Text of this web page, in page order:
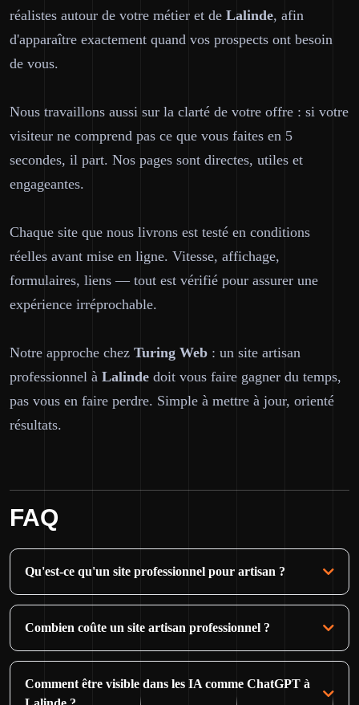
réalistes autour de votre métier et de Lalinde, afin
d'apparaître exactement quand vos prospects ont besoin
de vous.
Nous travaillons aussi sur la clarté de votre offre : si votre
visiteur ne comprend pas ce que vous faites en 5
secondes, il part. Nos pages sont directes, utiles et
engageantes.
Chaque site que nous livrons est testé en conditions
réelles avant mise en ligne. Vitesse, affichage,
formulaires, liens — tout est vérifié pour assurer une
expérience irréprochable.
Notre approche chez Turing Web : un site artisan
professionnel à Lalinde doit vous faire gagner du temps,
pas vous en faire perdre. Simple à mettre à jour, orienté
résultats.
FAQ
Qu'est-ce qu'un site professionnel pour artisan ?
Combien coûte un site artisan professionnel ?
Comment être visible dans les IA comme ChatGPT à